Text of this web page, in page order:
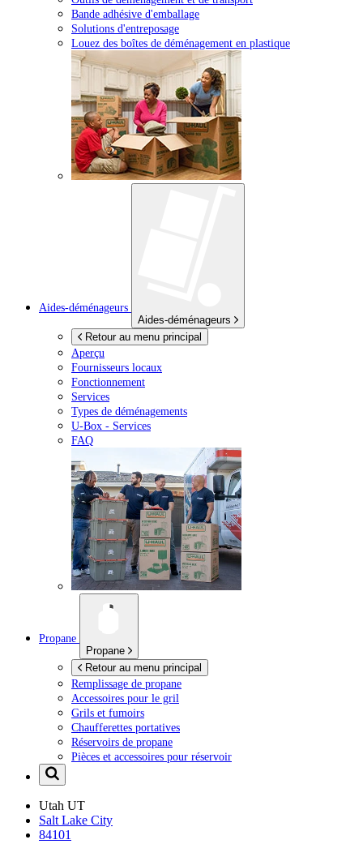
Bande adhésive d'emballage
Solutions d'entreposage
Louez des boîtes de déménagement en plastique
Aides-déménageurs
Aides-déménageurs
Retour au menu principal
Aperçu
Fournisseurs locaux
Fonctionnement
Services
Types de déménagements
U-Box - Services
FAQ
Propane
Propane
Retour au menu principal
Remplissage de propane
Accessoires pour le gril
Grils et fumoirs
Chaufferettes portatives
Réservoirs de propane
Pièces et accessoires pour réservoir
Utah UT
Salt Lake City
84101